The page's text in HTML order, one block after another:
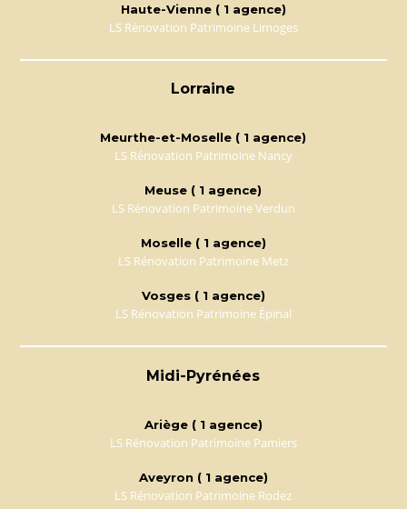
Haute-Vienne ( 1 agence)
LS Rénovation Patrimoine Limoges
Lorraine
Meurthe-et-Moselle ( 1 agence)
LS Rénovation Patrimoine Nancy
Meuse ( 1 agence)
LS Rénovation Patrimoine Verdun
Moselle ( 1 agence)
LS Rénovation Patrimoine Metz
Vosges ( 1 agence)
LS Rénovation Patrimoine Épinal
Midi-Pyrénées
Ariège ( 1 agence)
LS Rénovation Patrimoine Pamiers
Aveyron ( 1 agence)
LS Rénovation Patrimoine Rodez